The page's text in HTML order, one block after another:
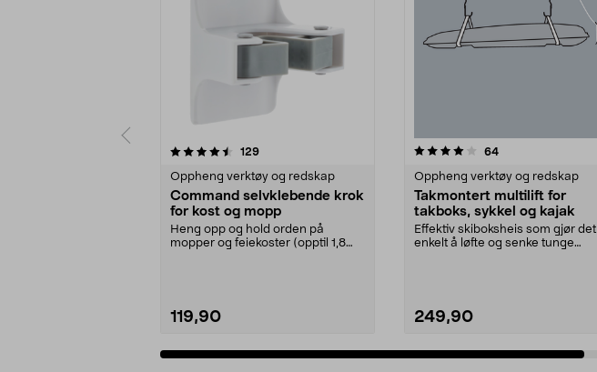
129anmeldelser
Oppheng verktøy og redskap
Command selvklebende krok
for kost og mopp
Heng opp og hold orden på
mopper og feiekoster (opptil 1,8
119,90
4.0 av 5 stjerner 64anmeldelser
Oppheng verktøy og redskap
Takmontert multilift for
takboks, sykkel og kajak
Effektiv skiboksheis som gjør det
enkelt å løfte og senke tunge
249,90
4.5 av 5 stjerner